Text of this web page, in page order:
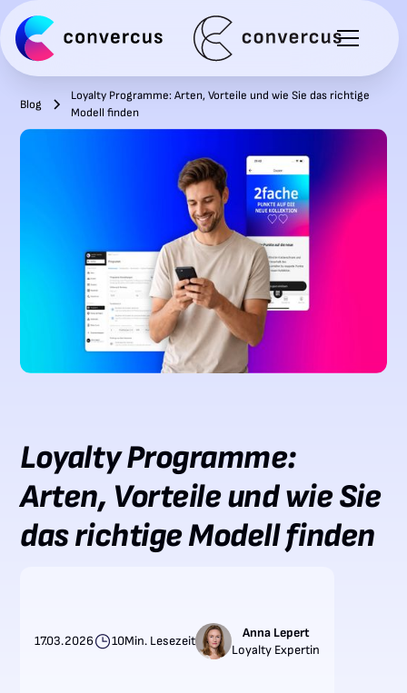
Blog
Loyalty Programme: Arten, Vorteile und wie Sie das richtige
Modell finden
Loyalty Programme:
Arten, Vorteile und wie Sie
das richtige Modell finden
17.03.2026 10Min. Lesezeit
Anna Lepert
Loyalty Expertin